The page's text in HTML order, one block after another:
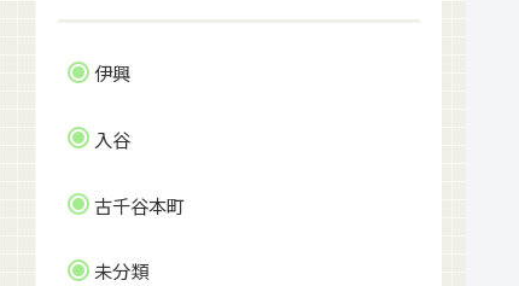
伊興
入谷
古千谷本町
未分類